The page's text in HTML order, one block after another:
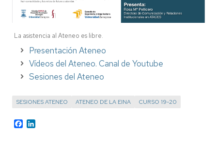
La asistencia al Ateneo es libre.
Presentación Ateneo
Vídeos del Ateneo. Canal de Youtube
Sesiones del Ateneo
SESIONES ATENEO ATENEO DE LA EINA CURSO 19-20
Facebook